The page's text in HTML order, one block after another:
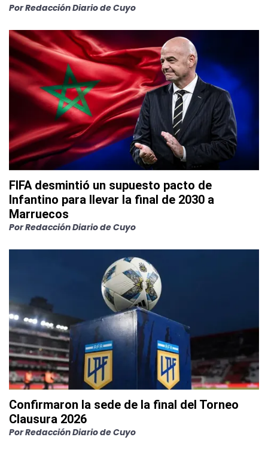
PorRedacción Diario de Cuyo
FIFA desmintió un supuesto pacto de
Infantino para llevar la final de 2030 a
Marruecos
PorRedacción Diario de Cuyo
Confirmaron la sede de la final del Torneo
Clausura 2026
PorRedacción Diario de Cuyo